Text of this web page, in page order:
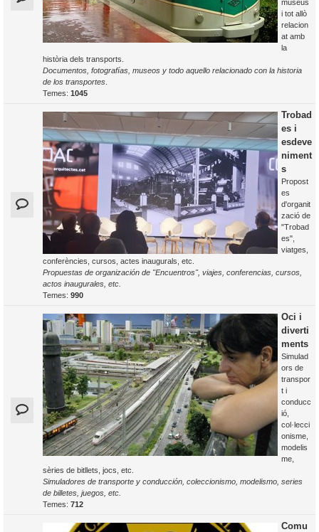
museus
i tot allò
relacion
at amb
la
història dels transports.
Documentos, fotografías, museos y todo aquello relacionado con la historia
de los transportes
Temes: 1045
Trobad
es i
esdeve
niment
s
Propost
es
d'organit
zació de
"Trobad
es",
viatges,
conferències, cursos, actes inaugurals, etc.
Propuestas de organización de "Encuentros", viajes, conferencias, cursos,
actos inaugurales, etc.
Temes: 990
Oci i
diverti
ments
Simulad
ors de
transpor
t i
conducc
ió,
col·lecci
onisme,
modelis
me,
sèries de bitllets, jocs, etc.
Simuladores de transporte y conducción, coleccionismo, modelismo, series
de billetes, juegos, etc.
Temes: 712
Comu